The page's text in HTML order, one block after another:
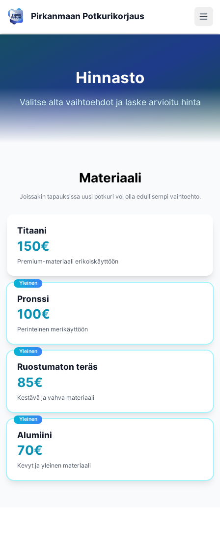
Pirkanmaan Potkurikorjaus
Hinnasto
Valitse alta vaihtoehdot ja laske arvioitu hinta
Materiaali
Joissakin tapauksissa uusi potkuri voi olla edullisempi vaihtoehto.
Titaani
150€
Premium-materiaali erikoiskäyttöön
Yleinen
Pronssi
100€
Perinteinen merikäyttöön
Yleinen
Ruostumaton teräs
85€
Kestävä ja vahva materiaali
Yleinen
Alumiini
70€
Kevyt ja yleinen materiaali